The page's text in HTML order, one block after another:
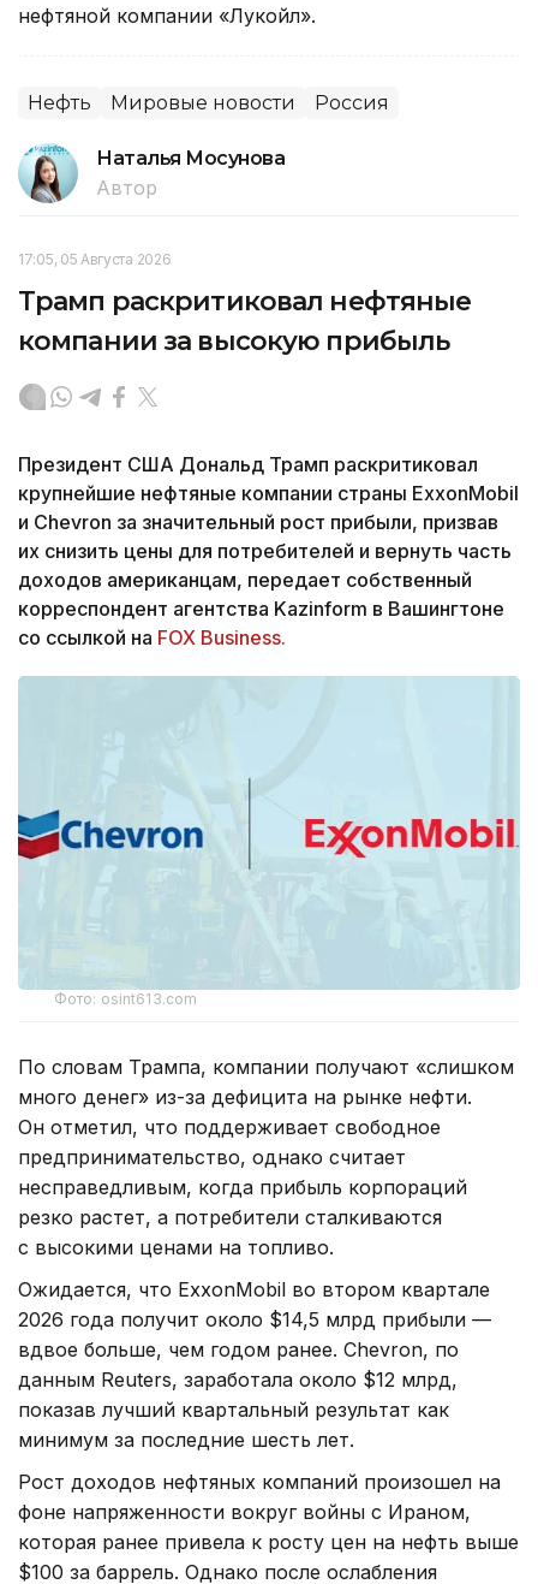
нефтяной компании «Лукойл».
Нефть Мировые новости Россия
Наталья Мосунова
Автор
17:05, 05 Августа 2026
Трамп раскритиковал нефтяные
компании за высокую прибыль
Президент США Дональд Трамп раскритиковал
крупнейшие нефтяные компании страны ExxonMobil
и Chevron за значительный рост прибыли, призвав
их снизить цены для потребителей и вернуть часть
доходов американцам, передает собственный
корреспондент агентства Kazinform в Вашингтоне
со ссылкой на FOX Business.
Фото: osint613.com
По словам Трампа, компании получают «слишком
много денег» из-за дефицита на рынке нефти.
Он отметил, что поддерживает свободное
предпринимательство, однако считает
несправедливым, когда прибыль корпораций
резко растет, а потребители сталкиваются
с высокими ценами на топливо.
Ожидается, что ExxonMobil во втором квартале
2026 года получит около $14,5 млрд прибыли —
вдвое больше, чем годом ранее. Chevron, по
данным Reuters, заработала около $12 млрд,
показав лучший квартальный результат как
минимум за последние шесть лет.
Рост доходов нефтяных компаний произошел на
фоне напряженности вокруг войны с Ираном,
которая ранее привела к росту цен на нефть выше
$100 за баррель. Однако после ослабления